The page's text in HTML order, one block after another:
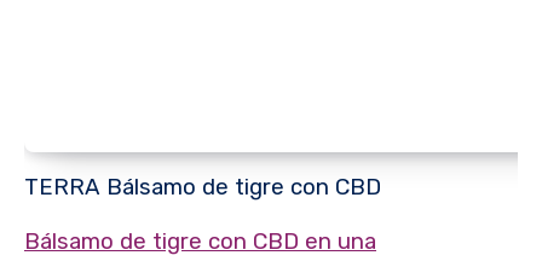
TERRA Bálsamo de tigre con CBD
Bálsamo de tigre con CBD en una